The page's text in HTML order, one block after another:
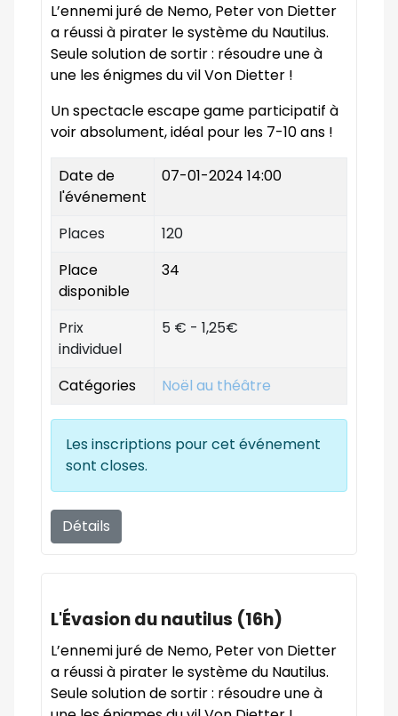
L’ennemi juré de Nemo, Peter von Dietter
a réussi à pirater le système du Nautilus.
Seule solution de sortir : résoudre une à
une les énigmes du vil Von Dietter !
Un spectacle escape game participatif à
voir absolument, idéal pour les 7-10 ans !
Date de
l'événement
07-01-2024 14:00
Places
120
Place
disponible
34
Prix
individuel
5 € - 1,25€
Catégories Noël au théâtre
Les inscriptions pour cet événement
sont closes.
Détails
L'Évasion du nautilus (16h)
L’ennemi juré de Nemo, Peter von Dietter
a réussi à pirater le système du Nautilus.
Seule solution de sortir : résoudre une à